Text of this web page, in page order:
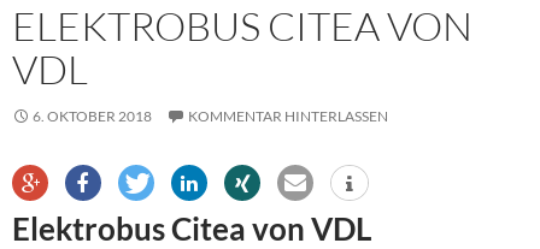
ELEKTROBUS CITEA VON
VDL
6. OKTOBER 2018 KOMMENTAR HINTERLASSEN
Elektrobus Citea von VDL